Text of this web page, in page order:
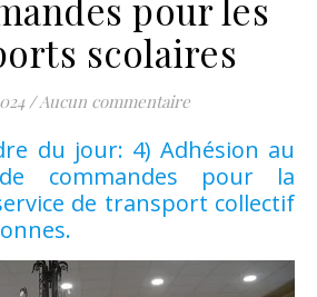
pour les
scolaires
/Aucun commentaire
commandes pour la
de transport collectif